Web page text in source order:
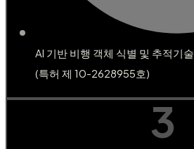
AI 기반 비행 객체 식별 및 추적기술
(특허 제 10-2628955호)
3